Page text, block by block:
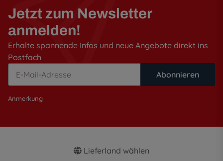
Jetzt zum Newsletter
anmelden!
Erhalte spannende Infos und neue Angebote direkt ins
Postfach
Abonnieren
Anmerkung
Lieferland wählen